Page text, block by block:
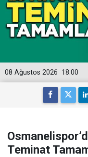
18:00
08 Ağustos 2026
Teminat